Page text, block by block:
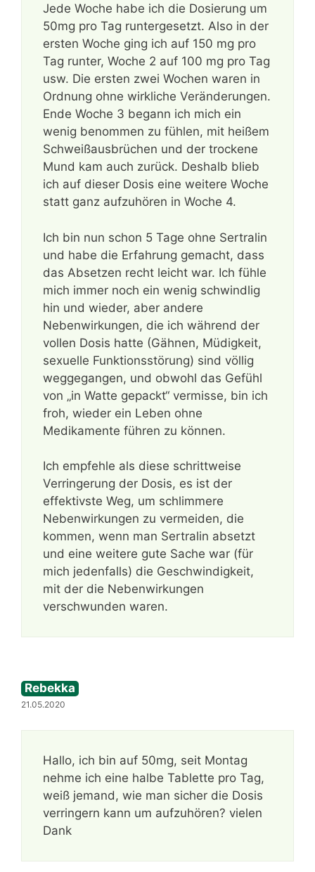
Jede Woche habe ich die Dosierung um
50mg pro Tag runtergesetzt. Also in der
ersten Woche ging ich auf 150 mg pro
Tag runter, Woche 2 auf 100 mg pro Tag
usw. Die ersten zwei Wochen waren in
Ordnung ohne wirkliche Veränderungen.
Ende Woche 3 begann ich mich ein
wenig benommen zu fühlen, mit heißem
Schweißausbrüchen und der trockene
Mund kam auch zurück. Deshalb blieb
ich auf dieser Dosis eine weitere Woche
statt ganz aufzuhören in Woche 4.
Ich bin nun schon 5 Tage ohne Sertralin
und habe die Erfahrung gemacht, dass
das Absetzen recht leicht war. Ich fühle
mich immer noch ein wenig schwindlig
hin und wieder, aber andere
Nebenwirkungen, die ich während der
vollen Dosis hatte (Gähnen, Müdigkeit,
sexuelle Funktionsstörung) sind völlig
weggegangen, und obwohl das Gefühl
von „in Watte gepackt“ vermisse, bin ich
froh, wieder ein Leben ohne
Medikamente führen zu können.
Ich empfehle als diese schrittweise
Verringerung der Dosis, es ist der
effektivste Weg, um schlimmere
Nebenwirkungen zu vermeiden, die
kommen, wenn man Sertralin absetzt
und eine weitere gute Sache war (für
mich jedenfalls) die Geschwindigkeit,
mit der die Nebenwirkungen
verschwunden waren.
Rebekka
21.05.2020
Hallo, ich bin auf 50mg, seit Montag
nehme ich eine halbe Tablette pro Tag,
weiß jemand, wie man sicher die Dosis
verringern kann um aufzuhören? vielen
Dank